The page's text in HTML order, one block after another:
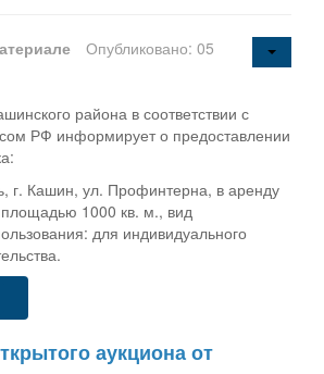
Опубликовано: 05
района в соответствии с
РФ информирует о предоставлении
г. Кашин, ул. Профинтерна, в аренду
1000 кв. м., вид
для индивидуального
аукциона от